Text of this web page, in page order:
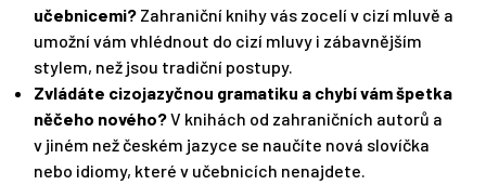
učebnicemi? Zahraniční knihy vás zocelí v cizí mluvě a
umožní vám vhlédnout do cizí mluvy i zábavnějším
stylem, než jsou tradiční postupy.
Zvládáte cizojazyčnou gramatiku a chybí vám špetka
něčeho nového?V knihách od zahraničních autorů a
v jiném než českém jazyce se naučíte nová slovíčka
nebo idiomy, které v učebnicích nenajdete.